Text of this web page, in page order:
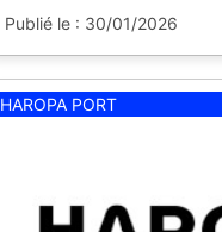
Publié le : 30/01/2026
HAROPA PORT